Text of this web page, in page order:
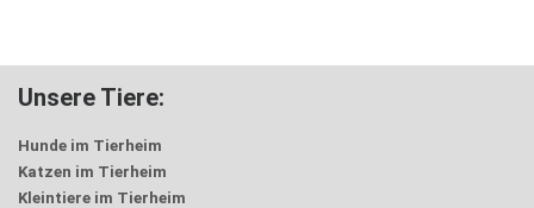
Unsere Tiere:
Hunde im Tierheim
Katzen im Tierheim
Kleintiere im Tierheim